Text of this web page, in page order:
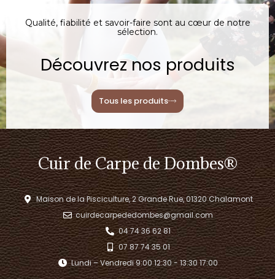
Qualité, fiabilité et savoir-faire sont au cœur de notre
sélection.
Découvrez nos produits
Tous les produits
Cuir de Carpe de Dombes®
Maison de la Pisciculture, 2 Grande Rue, 01320 Chalamont
cuirdecarpededombes@gmail.com
04 74 36 62 81
07 87 74 35 01
Lundi – Vendredi 9:00 12:30 - 13:30 17:00​